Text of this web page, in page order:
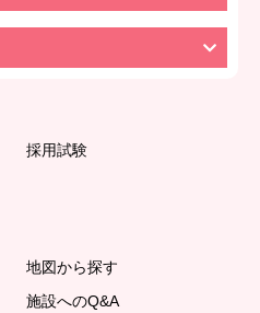
採用試験
地図から探す
施設へのQ&A